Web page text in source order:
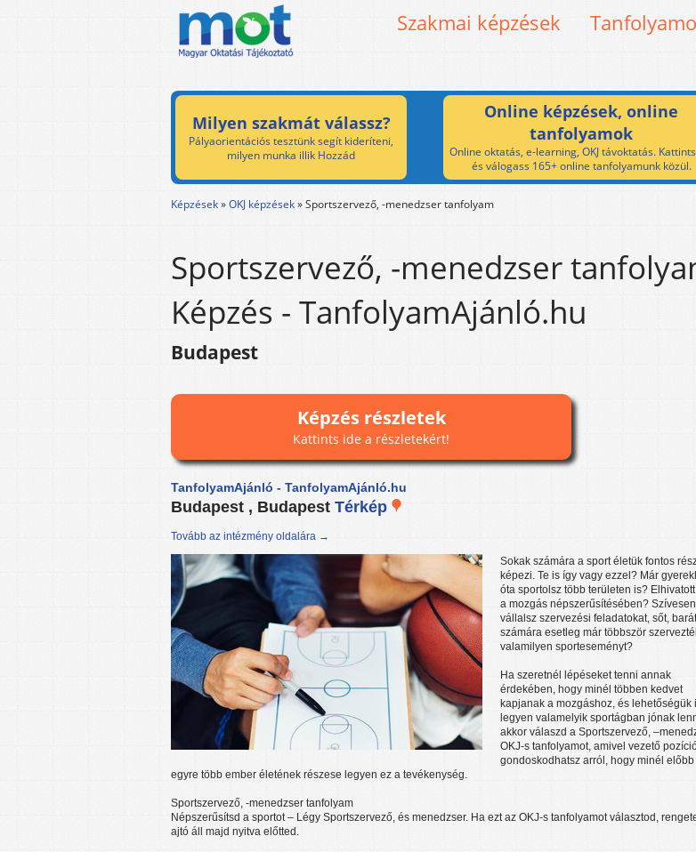
Szakmai képzések
Milyen szakmát válassz?
Pályaorientációs tesztünk segít kideríteni,
milyen munka illik Hozzád
Online képzések, online
tanfolyamok
Online oktatás, e-learning, OKJ távoktatás.
és válogass 165+ online tanfolyamunk közül.
Képzések»OKJ képzések»Sportszervező, -menedzser tanfolyam
Sportszervező, -menedzser
Képzés - TanfolyamAjánló.hu
Budapest
Képzés részletek
Kattints ide a részletekért!
TanfolyamAjánló - TanfolyamAjánló.hu
Budapest , Budapest Térkép
Tovább az intézmény oldalára →
Sokak számára a sport életük fontos
képezi. Te is így vagy ezzel? Már
óta sportolsz több területen is?
a mozgás népszerűsítésében? Szívesen
vállalsz szervezési feladatokat, sőt,
számára esetleg már többször
valamilyen sporteseményt?
Ha szeretnél lépéseket tenni annak
érdekében, hogy minél többen kedvet
kapjanak a mozgáshoz, és lehetőségük
legyen valamelyik sportágban jónak
akkor válaszd a Sportszervező,
OKJ-s tanfolyamot, amivel vezető
gondoskodhatsz arról, hogy minél előbb
egyre több ember életének részese legyen ez a tevékenység.
Sportszervező, -menedzser tanfolyam
Népszerűsítsd a sportot – Légy Sportszervező, és menedzser. Ha ezt az OKJ-s tanfolyamot választod,
ajtó áll majd nyitva előtted.